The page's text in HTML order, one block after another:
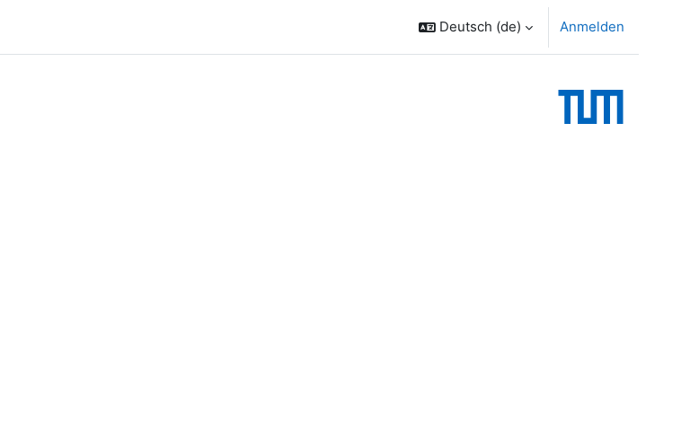
Deutsch ‎(de)‎ Anmelden